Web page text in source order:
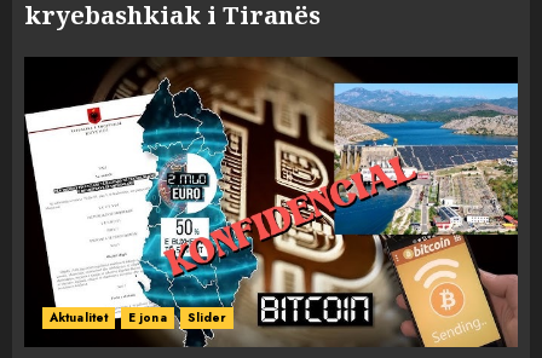
kryebashkiak i Tiranës
Aktualitet E jona Slider